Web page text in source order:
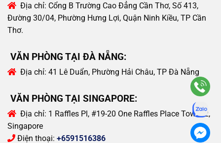
Địa chỉ: Cổng B Trường Cao Đẳng Cần Thơ, Số 413,
Đường 30/04, Phường Hưng Lợi, Quận Ninh Kiều, TP Cần
Thơ.
VĂN PHÒNG TẠI ĐÀ NẴNG:
Địa chỉ: 41 Lê Duẩn, Phường Hải Châu, TP Đà Nẵng
VĂN PHÒNG TẠI SINGAPORE:
Địa chỉ: 1 Raffles Pl, #19-20 One Raffles Place Tower 2,
Singapore
Điện thoại: +6591516386